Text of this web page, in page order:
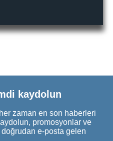
kaydolun
zaman en son haberleri
promosyonlar ve
e-posta gelen